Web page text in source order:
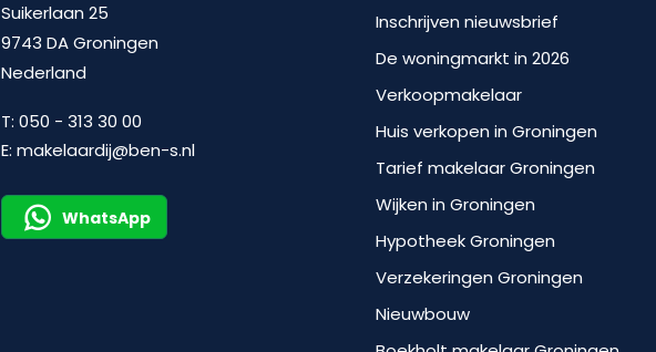
Suikerlaan 25
9743 DA Groningen
Nederland
T:050 - 313 30 00
E:makelaardij@ben-s.nl
WhatsApp
Inschrijven nieuwsbrief
De woningmarkt in 2026
Verkoopmakelaar
Huis verkopen in Groningen
Tarief makelaar Groningen
Wijken in Groningen
Hypotheek Groningen
Verzekeringen Groningen
Nieuwbouw